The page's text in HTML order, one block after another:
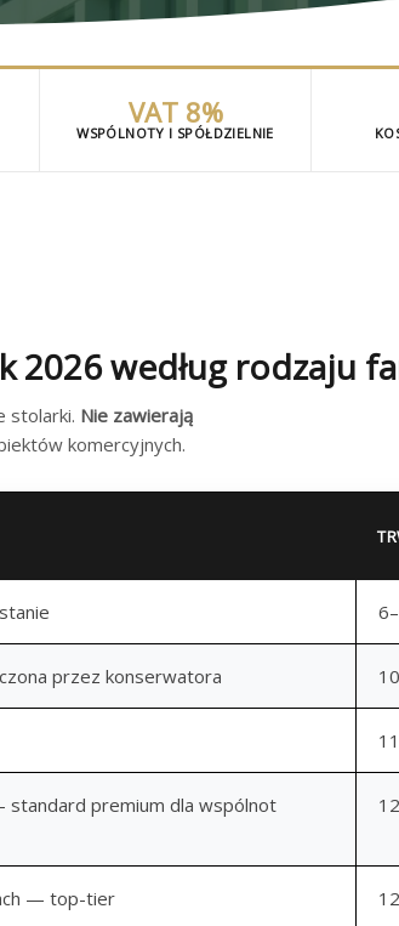
VAT 8%
WSPÓLNOTY I SPÓŁDZIELNIE
2026 według rodzaju
stolarki. Nie zawierają
komercyjnych.
przez konserwatora
standard premium dla wspólnot
— top-tier